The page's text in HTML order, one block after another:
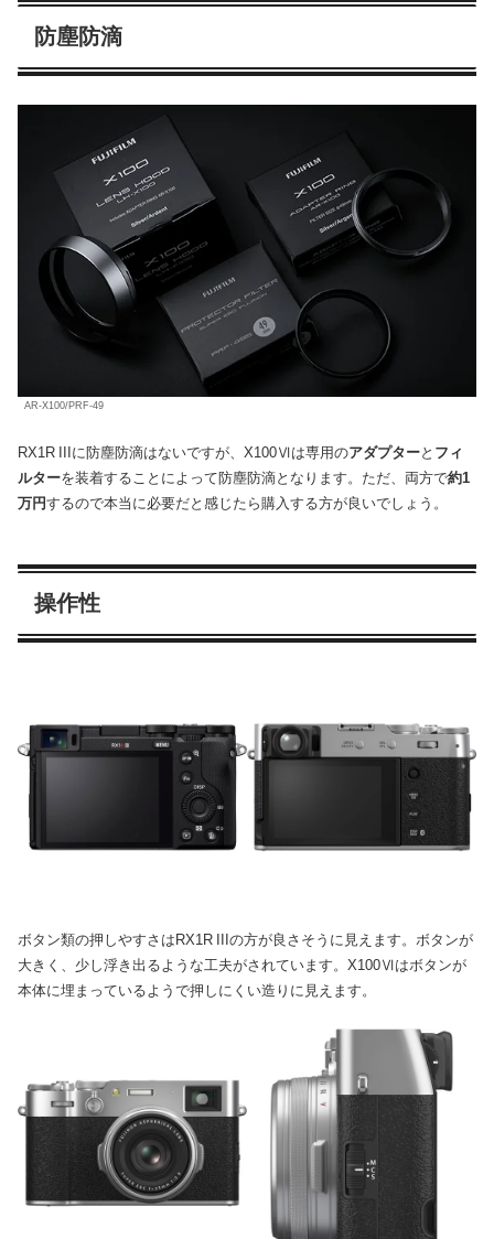
防塵防滴
AR-X100/PRF-49
RX1R IIIに防塵防滴はないですが、X100Ⅵは専用のアダプターと フィ
ルターを装着することによって防塵防滴となります。ただ、両方で約1
万円するので本当に必要だと感じたら購入する方が良いでしょう。
操作性
ボタン類の押しやすさはRX1R IIIの方が良さそうに見えます。ボタンが
大きく、少し浮き出るような工夫がされています。X100Ⅵはボタンが
本体に埋まっているようで押しにくい造りに見えます。